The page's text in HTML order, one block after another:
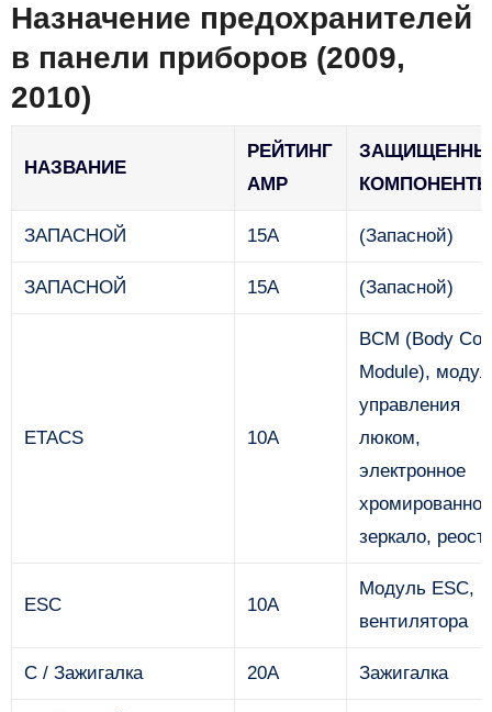
Назначение предохранителей
в панели приборов (2009,
2010)
НАЗВАНИЕ
РЕЙТИНГ
AMP
ЗАПАСНОЙ 15А (Запасной)
ЗАПАСНОЙ 15А (Запасной)
ETACS 10А
BCM (Body
Module),
управления
люком,
электронное
хромированное
зеркало,
ESC 10А
Модуль ESC,
вентилятора
С / Зажигалка 20А Зажигалка